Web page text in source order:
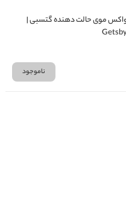
موی حالت دهنده گتسبی |
ناموجود